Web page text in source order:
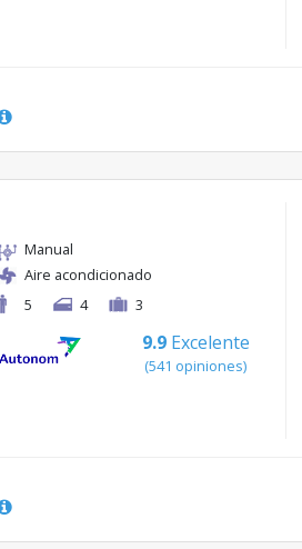
Manual
Aire acondicionado
5
4 3
9.9 Excelente
(541 opiniones)